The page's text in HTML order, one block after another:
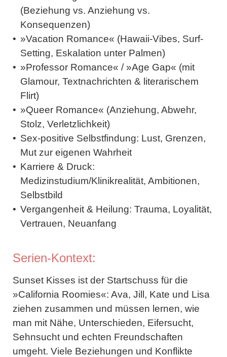
(Beziehung vs. Anziehung vs.
Konsequenzen)
»Vacation Romance« (Hawaii-Vibes, Surf-
Setting, Eskalation unter Palmen)
»Professor Romance« / »Age Gap« (mit
Glamour, Textnachrichten & literarischem
Flirt)
»Queer Romance« (Anziehung, Abwehr,
Stolz, Verletzlichkeit)
Sex-positive Selbstfindung: Lust, Grenzen,
Mut zur eigenen Wahrheit
Karriere & Druck:
Medizinstudium/Klinikrealität, Ambitionen,
Selbstbild
Vergangenheit & Heilung: Trauma, Loyalität,
Vertrauen, Neuanfang
Serien-Kontext:
Sunset Kisses ist der Startschuss für die
»California Roomies«: Ava, Jill, Kate und Lisa
ziehen zusammen und müssen lernen, wie
man mit Nähe, Unterschieden, Eifersucht,
Sehnsucht und echten Freundschaften
umgeht. Viele Beziehungen und Konflikte